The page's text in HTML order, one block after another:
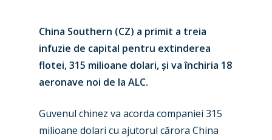
China Southern (CZ) a primit a treia
infuzie de capital pentru extinderea
flotei, 315 milioane dolari, și va închiria 18
aeronave noi de la ALC.
Guvenul chinez va acorda companiei 315
milioane dolari cu ajutorul cărora China